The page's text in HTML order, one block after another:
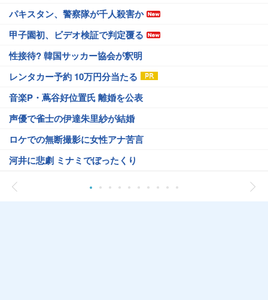
パキスタン、警察隊が千人殺害か
甲子園初、ビデオ検証で判定覆る
性接待? 韓国サッカー協会が釈明
レンタカー予約 10万円分当たる
音楽P・蔦谷好位置氏 離婚を公表
声優で雀士の伊達朱里紗が結婚
ロケでの無断撮影に女性アナ苦言
河井に悲劇 ミナミでぼったくり